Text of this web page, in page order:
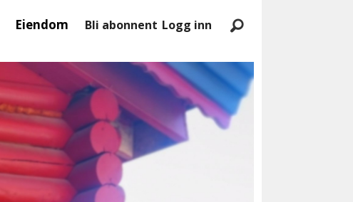
Eiendom Bli abonnent Logg inn